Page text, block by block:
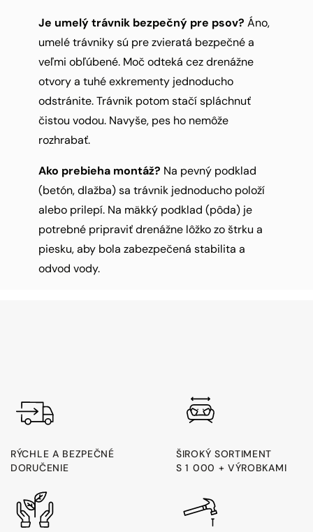
Je umelý trávnik bezpečný pre psov? Áno,
umelé trávniky sú pre zvieratá bezpečné a
veľmi obľúbené. Moč odteká cez drenážne
otvory a tuhé exkrementy jednoducho
odstránite. Trávnik potom stačí spláchnuť
čistou vodou. Navyše, pes ho nemôže
rozhrabať.
Ako prebieha montáž? Na pevný podklad
(betón, dlažba) sa trávnik jednoducho položí
alebo prilepí. Na mäkký podklad (pôda) je
potrebné pripraviť drenážne lôžko zo štrku a
piesku, aby bola zabezpečená stabilita a
odvod vody.
RÝCHLE A BEZPEČNÉ
DORUČENIE
ŠIROKÝ SORTIMENT
S 1 000 + VÝROBKAMI